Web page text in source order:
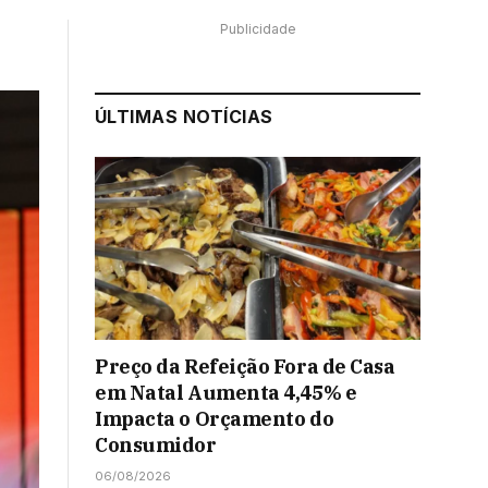
Publicidade
ÚLTIMAS NOTÍCIAS
Preço da Refeição Fora de Casa
em Natal Aumenta 4,45% e
Impacta o Orçamento do
Consumidor
06/08/2026